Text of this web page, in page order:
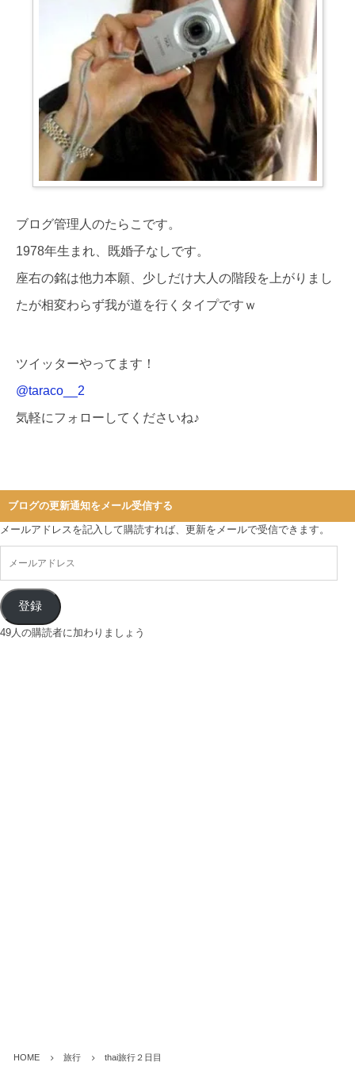
ブログ管理人のたらこです。
1978年生まれ、既婚子なしです。
座右の銘は他力本願、少しだけ大人の階段を上がりまし
たが相変わらず我が道を行くタイプですｗ
ツイッターやってます！
@taraco__2
気軽にフォローしてくださいね♪
ブログの更新通知をメール受信する
メールアドレスを記入して購読すれば、更新をメールで受信できます。
登録
49人の購読者に加わりましょう
HOME 旅行 thai旅行２日目